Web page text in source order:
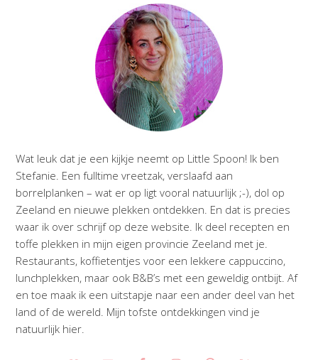
Wat leuk dat je een kijkje neemt op Little Spoon! Ik ben
Stefanie. Een fulltime vreetzak, verslaafd aan
borrelplanken – wat er op ligt vooral natuurlijk ;-), dol op
Zeeland en nieuwe plekken ontdekken. En dat is precies
waar ik over schrijf op deze website. Ik deel recepten en
toffe plekken in mijn eigen provincie Zeeland met je.
Restaurants, koffietentjes voor een lekkere cappuccino,
lunchplekken, maar ook B&B’s met een geweldig ontbijt. Af
en toe maak ik een uitstapje naar een ander deel van het
land of de wereld. Mijn tofste ontdekkingen vind je
natuurlijk hier.